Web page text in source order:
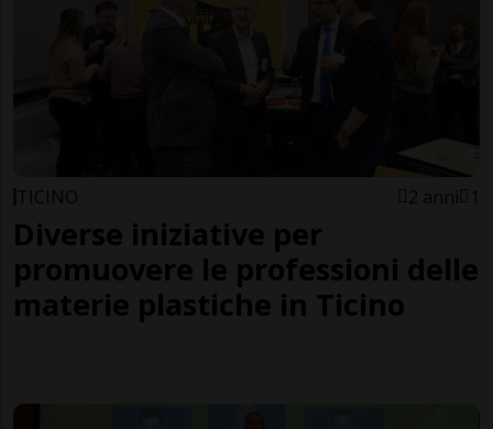
TICINO 2 anni 1
Diverse iniziative per
promuovere le professioni delle
materie plastiche in Ticino